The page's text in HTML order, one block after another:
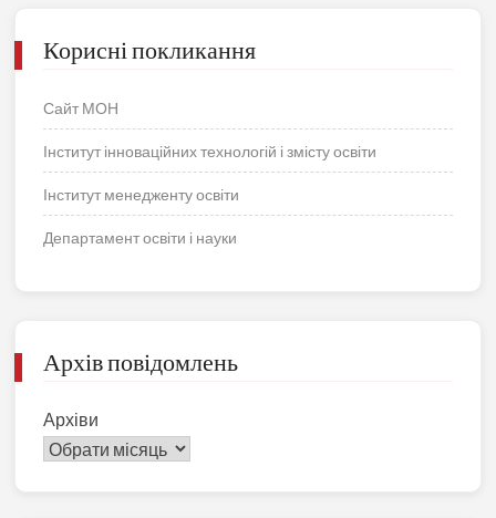
Корисні покликання
Сайт МОН
Інститут інноваційних технологій і змісту освіти
Інститут менедженту освіти
Департамент освіти і науки
Архів повідомлень
Архіви